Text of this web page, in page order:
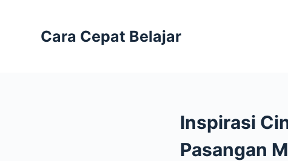
Cara Cepat Belajar
Inspirasi
Pasangan